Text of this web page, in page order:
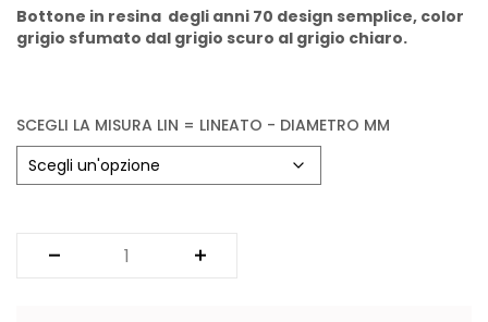
Quadri Mezzo Punto (92)
Canovacci Completi di Filati e Ago (24)
Swarovski (2)
Vintage (165)
Bottone in resina degli anni 70 design semplice, color
grigio sfumato dal grigio scuro al grigio chiaro.
SCEGLI LA MISURA LIN = LINEATO - DIAMETRO MM